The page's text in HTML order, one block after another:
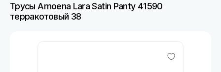
Трусы Amoena Lara Satin Panty 41590
терракотовый 38